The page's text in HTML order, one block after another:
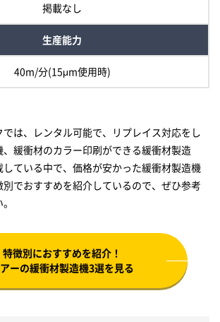
掲載なし
生産能力
40m/分(15μm使用時)
は、レンタル可能で、リプレイス対応をし
緩衝材のカラー印刷ができる緩衝材製造
ている中で、価格が安かった緩衝材製造機
でおすすめを紹介しているので、ぜひ参考
特徴別におすすめを紹介！
ーの緩衝材製造機3選を見る